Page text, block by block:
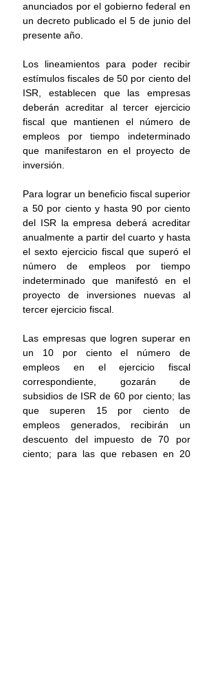
anunciados por el gobierno federal en
un decreto publicado el 5 de junio del
presente año.
Los lineamientos para poder recibir
estímulos fiscales de 50 por ciento del
ISR, establecen que las empresas
deberán acreditar al tercer ejercicio
fiscal que mantienen el número de
empleos por tiempo indeterminado
que manifestaron en el proyecto de
inversión.
Para lograr un beneficio fiscal superior
a 50 por ciento y hasta 90 por ciento
del ISR la empresa deberá acreditar
anualmente a partir del cuarto y hasta
el sexto ejercicio fiscal que superó el
número de empleos por tiempo
indeterminado que manifestó en el
proyecto de inversiones nuevas al
tercer ejercicio fiscal.
Las empresas que logren superar en
un 10 por ciento el número de
empleos en el ejercicio fiscal
correspondiente, gozarán de
subsidios de ISR de 60 por ciento; las
que superen 15 por ciento de
empleos generados, recibirán un
descuento del impuesto de 70 por
ciento; para las que rebasen en 20